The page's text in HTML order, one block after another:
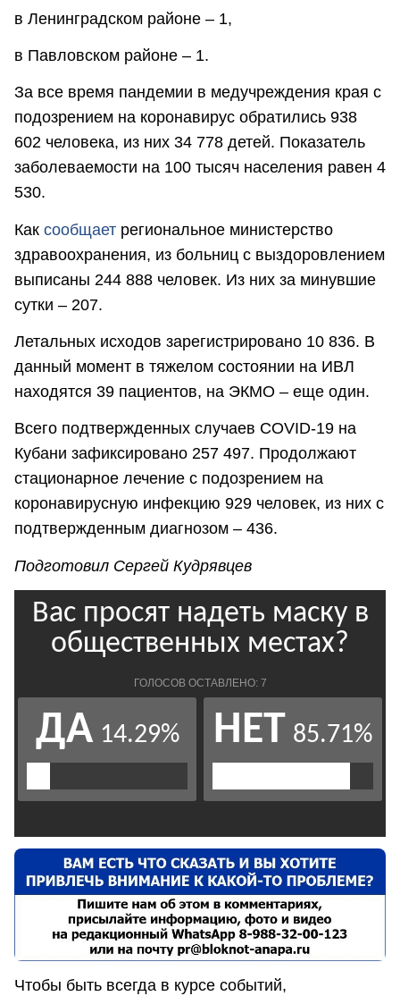
в Ленинградском районе – 1,
в Павловском районе – 1.
За все время пандемии в медучреждения края с
подозрением на коронавирус обратились 938
602 человека, из них 34 778 детей. Показатель
заболеваемости на 100 тысяч населения равен 4
530.
Как сообщает региональное министерство
здравоохранения, из больниц с выздоровлением
выписаны 244 888 человек. Из них за минувшие
сутки – 207.
Летальных исходов зарегистрировано 10 836. В
данный момент в тяжелом состоянии на ИВЛ
находятся 39 пациентов, на ЭКМО – еще один.
Всего подтвержденных случаев COVID-19 на
Кубани зафиксировано 257 497. Продолжают
стационарное лечение с подозрением на
коронавирусную инфекцию 929 человек, из них с
подтвержденным диагнозом – 436.
Подготовил Сергей Кудрявцев
Чтобы быть всегда в курсе событий,